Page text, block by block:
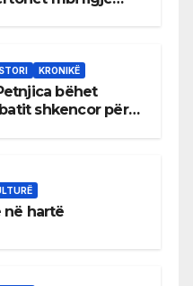
KRONIKË
bëhet
shkencor për
në hartë